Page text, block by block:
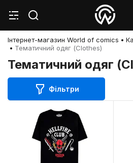
Інтернет-магазин World of comics
Тематичний одяг (Clothes)
Тематичний одяг
Фільтри